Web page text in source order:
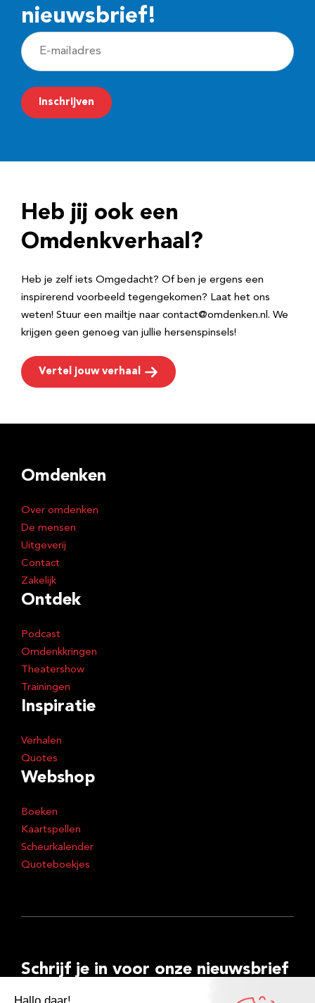
nieuwsbrief!
E
-
m
a
r
e
Inschrijven
Heb jij ook een
Omdenkverhaal?
Heb je zelf iets Omgedacht? Of ben je ergens een
inspirerend voorbeeld tegengekomen? Laat het ons
weten! Stuur een mailtje naar contact@omdenken.nl. We
krijgen geen genoeg van jullie hersenspinsels!
Vertel jouw verhaal
Omdenken
Over omdenken
De mensen
Uitgeverij
Contact
Zakelijk
Ontdek
Podcast
Omdenkkringen
Theatershow
Trainingen
Inspiratie
Verhalen
Quotes
Webshop
Boeken
Kaartspellen
Scheurkalender
Quoteboekjes
Schrijf je in voor onze nieuwsbrief